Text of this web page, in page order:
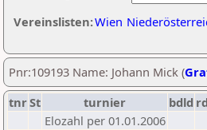
Vereinslisten:Wien
Pnr:109193 Name: Johann Mick (
tnrSt turnier bdld rd
Elozahl per 01.01.2006